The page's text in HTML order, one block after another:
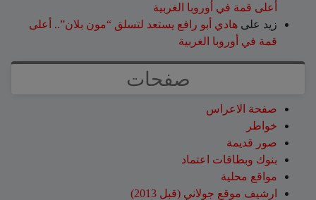
أعلى قمة في أوروبا الغربية
زيد على هادي أبو رافع يستعد لتسلق “مون بلان”.. أعلى
قمة في أوروبا الغربية
صفحات
صفحة الاعراس
خواطر
صور قديمة
بنوك وبطاقات اعتماد
مواقع محلية
ارشيف موقع جولاني (قبل 2013)